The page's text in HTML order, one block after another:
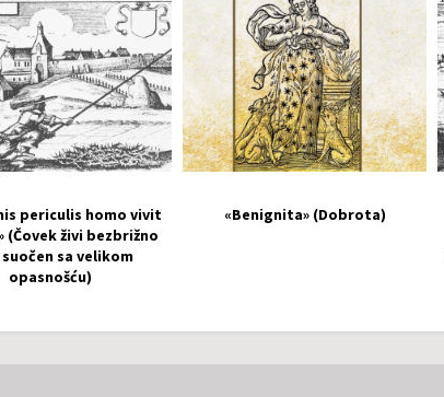
periculis homo vivit
(Čovek živi bezbrižno
sa velikom
opasnošću)
«Benignita» (Dobrota)